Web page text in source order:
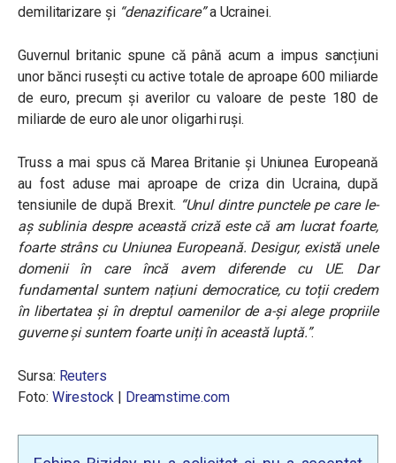
demilitarizare și “denazificare”a Ucrainei.
Guvernul britanic spune că până acum a impus sancțiuni
unor bănci rusești cu active totale de aproape 600 miliarde
de euro, precum și averilor cu valoare de peste 180 de
miliarde de euro ale unor oligarhi ruși.
Truss a mai spus că Marea Britanie și Uniunea Europeană
au fost aduse mai aproape de criza din Ucraina, după
tensiunile de după Brexit. “Unul dintre punctele pe care le-
aș sublinia despre această criză este că am lucrat foarte,
foarte strâns cu Uniunea Europeană. Desigur, există unele
domenii în care încă avem diferende cu UE. Dar
fundamental suntem națiuni democratice, cu toții credem
în libertatea și în dreptul oamenilor de a-și alege propriile
guverne și suntem foarte uniți în această luptă.”.
Sursa: Reuters
Foto: Wirestock | Dreamstime.com